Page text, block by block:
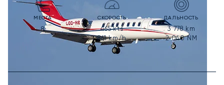
МЕСТА
8
СКОРОСТЬ
465kts
861km/h
ДАЛЬНОСТЬ
3 778km
2 040NM